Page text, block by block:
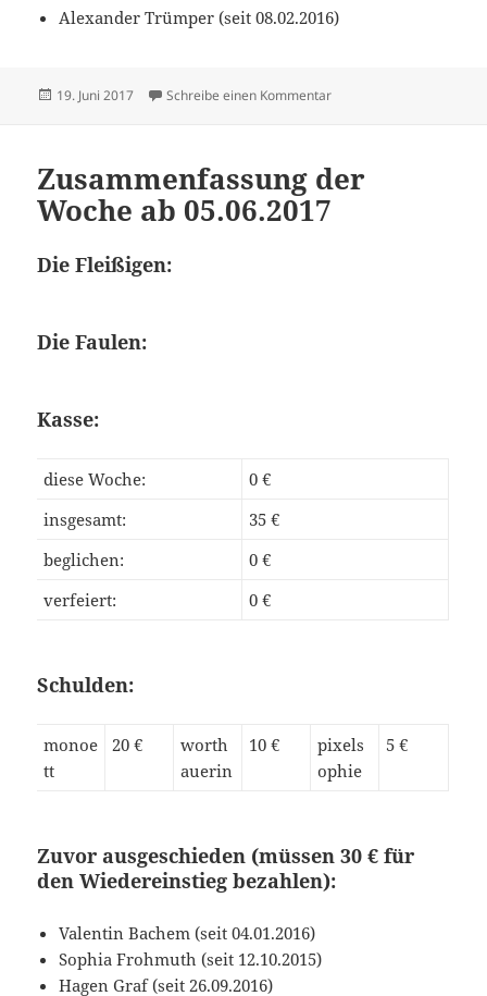
Alexander Trümper (seit 08.02.2016)
Veröffentlicht
19. Juni 2017 Schreibe einen Kommentarzu Zusammenfassung
Zusammenfassung der
Woche ab 05.06.2017
Die Fleißigen:
Die Faulen:
Kasse:
diese Woche:
0 €
insgesamt:
35 €
beglichen:
0 €
verfeiert:
0 €
Schulden:
monoe
tt
20 €
worth
auerin
10 €
pixels
ophie
5 €
Zuvor ausgeschieden (müssen 30 € für
den Wiedereinstieg bezahlen):
Valentin Bachem (seit 04.01.2016)
Sophia Frohmuth (seit 12.10.2015)
Hagen Graf (seit 26.09.2016)